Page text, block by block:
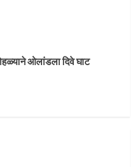
पालख्यांचे उत्साही स्वागत
हस्ते विठ्ठलाची महापूजा